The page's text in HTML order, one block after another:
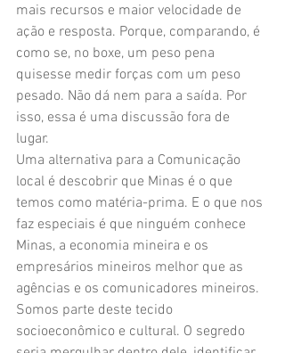
mais recursos e maior velocidade de
ação e resposta. Porque, comparando, é
como se, no boxe, um peso pena
quisesse medir forças com um peso
pesado. Não dá nem para a saída. Por
isso, essa é uma discussão fora de
lugar.
Uma alternativa para a Comunicação
local é descobrir que Minas é o que
temos como matéria-prima. E o que nos
faz especiais é que ninguém conhece
Minas, a economia mineira e os
empresários mineiros melhor que as
agências e os comunicadores mineiros.
Somos parte deste tecido
socioeconômico e cultural. O segredo